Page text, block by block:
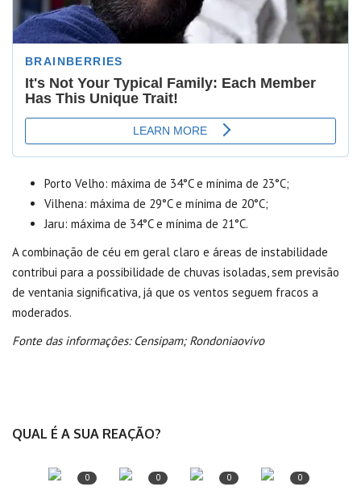
Porto Velho: máxima de 34°C e mínima de 23°C;
Vilhena: máxima de 29°C e mínima de 20°C;
Jaru: máxima de 34°C e mínima de 21°C.
A combinação de céu em geral claro e áreas de instabilidade
contribui para a possibilidade de chuvas isoladas, sem previsão
de ventania significativa, já que os ventos seguem fracos a
moderados.
Fonte das informações: Censipam; Rondoniaovivo
QUAL É A SUA REAÇÃO?
0 0 0 0